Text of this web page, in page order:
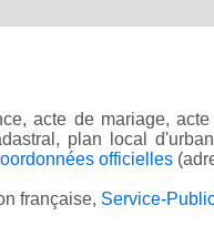
acte de mariage,
plan local
officielles
française, Service-